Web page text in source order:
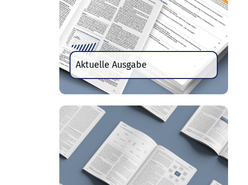
Aktuelle Ausgabe